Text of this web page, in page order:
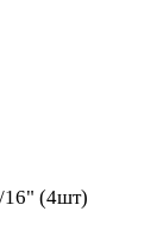
16" (4шт)